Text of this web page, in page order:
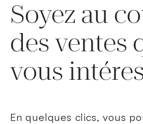
Soyez au
des ventes
vous
En quelques clics, vous